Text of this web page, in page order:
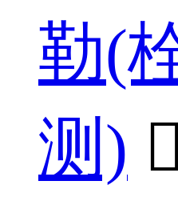
勒(
测) 